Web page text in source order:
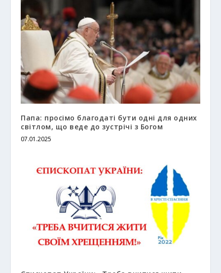
Папа: просімо благодаті бути одні для одних
світлом, що веде до зустрічі з Богом
07.01.2025